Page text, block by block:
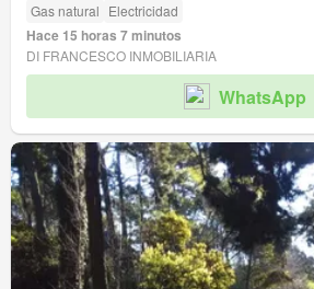
Gas natural Electricidad
Hace 15 horas 7 minutos
DI FRANCESCO INMOBILIARIA
WhatsApp